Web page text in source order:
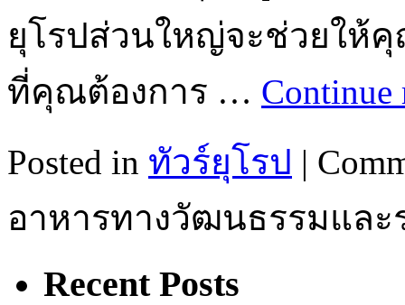
ยุโรปส่วนใหญ่จะช่วยให้
ที่คุณต้องการ …
Posted in ทัวร์ยุโรป |
อาหารทางวัฒนธรรมแล
Recent Posts